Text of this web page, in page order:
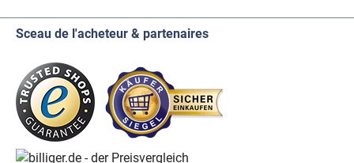
Sceau de l'acheteur & partenaires